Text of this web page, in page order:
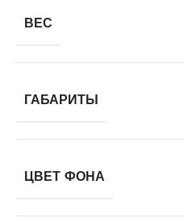
ВЕС
ГАБАРИТЫ
ЦВЕТ ФОНА